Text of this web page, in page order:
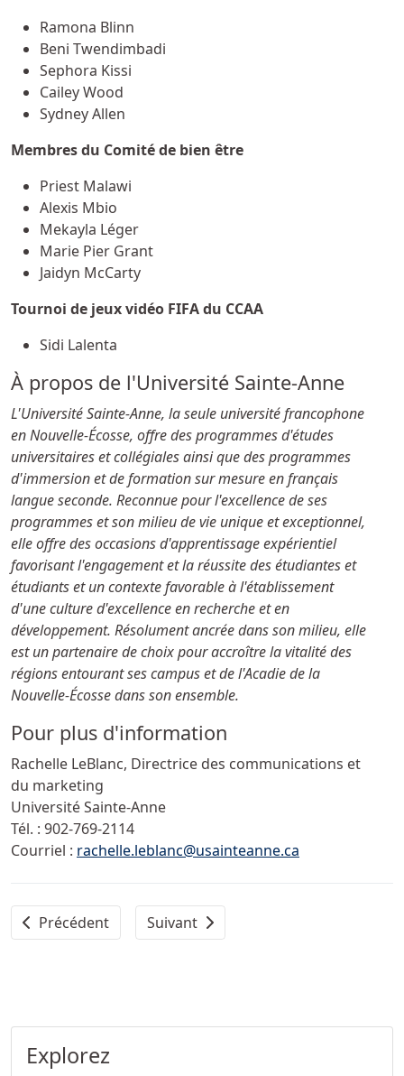
Ramona Blinn
Beni Twendimbadi
Sephora Kissi
Cailey Wood
Sydney Allen
Membres du Comité de bien être
Priest Malawi
Alexis Mbio
Mekayla Léger
Marie Pier Grant
Jaidyn McCarty
Tournoi de jeux vidéo FIFA du CCAA
Sidi Lalenta
À propos de l'Université Sainte-Anne
L'Université Sainte-Anne, la seule université francophone
en Nouvelle-Écosse, offre des programmes d'études
universitaires et collégiales ainsi que des programmes
d'immersion et de formation sur mesure en français
langue seconde. Reconnue pour l'excellence de ses
programmes et son milieu de vie unique et exceptionnel,
elle offre des occasions d'apprentissage expérientiel
favorisant l'engagement et la réussite des étudiantes et
étudiants et un contexte favorable à l'établissement
d'une culture d'excellence en recherche et en
développement. Résolument ancrée dans son milieu, elle
est un partenaire de choix pour accroître la vitalité des
régions entourant ses campus et de l'Acadie de la
Nouvelle-Écosse dans son ensemble.
Pour plus d'information
Rachelle LeBlanc, Directrice des communications et
du marketing
Université Sainte-Anne
Tél. : 902-769-2114
Courriel : rachelle.leblanc@usainteanne.ca
Article précédent : L’Université Sainte-Anne célèbre
Précédent Article suivant : L’Université Sainte-
Suivant
Explorez